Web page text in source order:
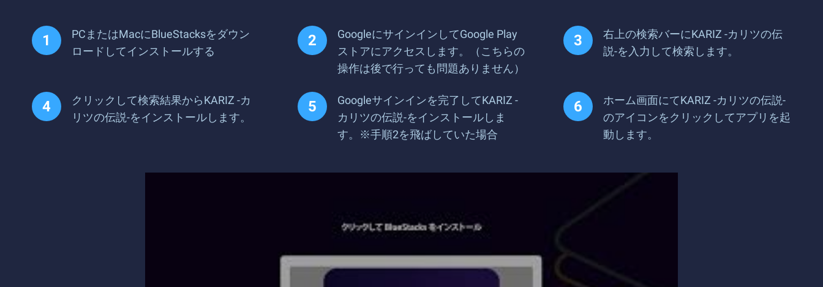
PCまたはMacにBlueStacksをダウン
ロードしてインストールする
GoogleにサインインしてGoogle Play
ストアにアクセスします。（こちらの
操作は後で行っても問題ありません）
右上の検索バーにKARIZ -カリツの伝
説-を入力して検索します。
クリックして検索結果からKARIZ -カ
リツの伝説-をインストールします。
Googleサインインを完了してKARIZ -
カリツの伝説-をインストールしま
す。※手順2を飛ばしていた場合
ホーム画面にてKARIZ -カリツの伝説-
のアイコンをクリックしてアプリを起
動します。